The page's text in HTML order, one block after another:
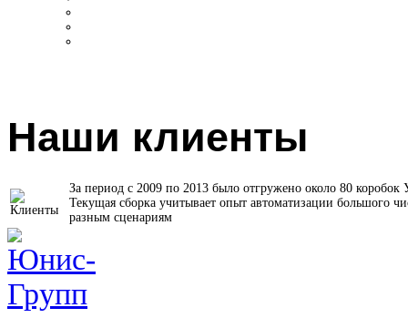
Наши клиенты
За период с 2009 по 2013 было отгружено около 80
Текущая сборка учитывает опыт автоматизации большого
разным сценариям